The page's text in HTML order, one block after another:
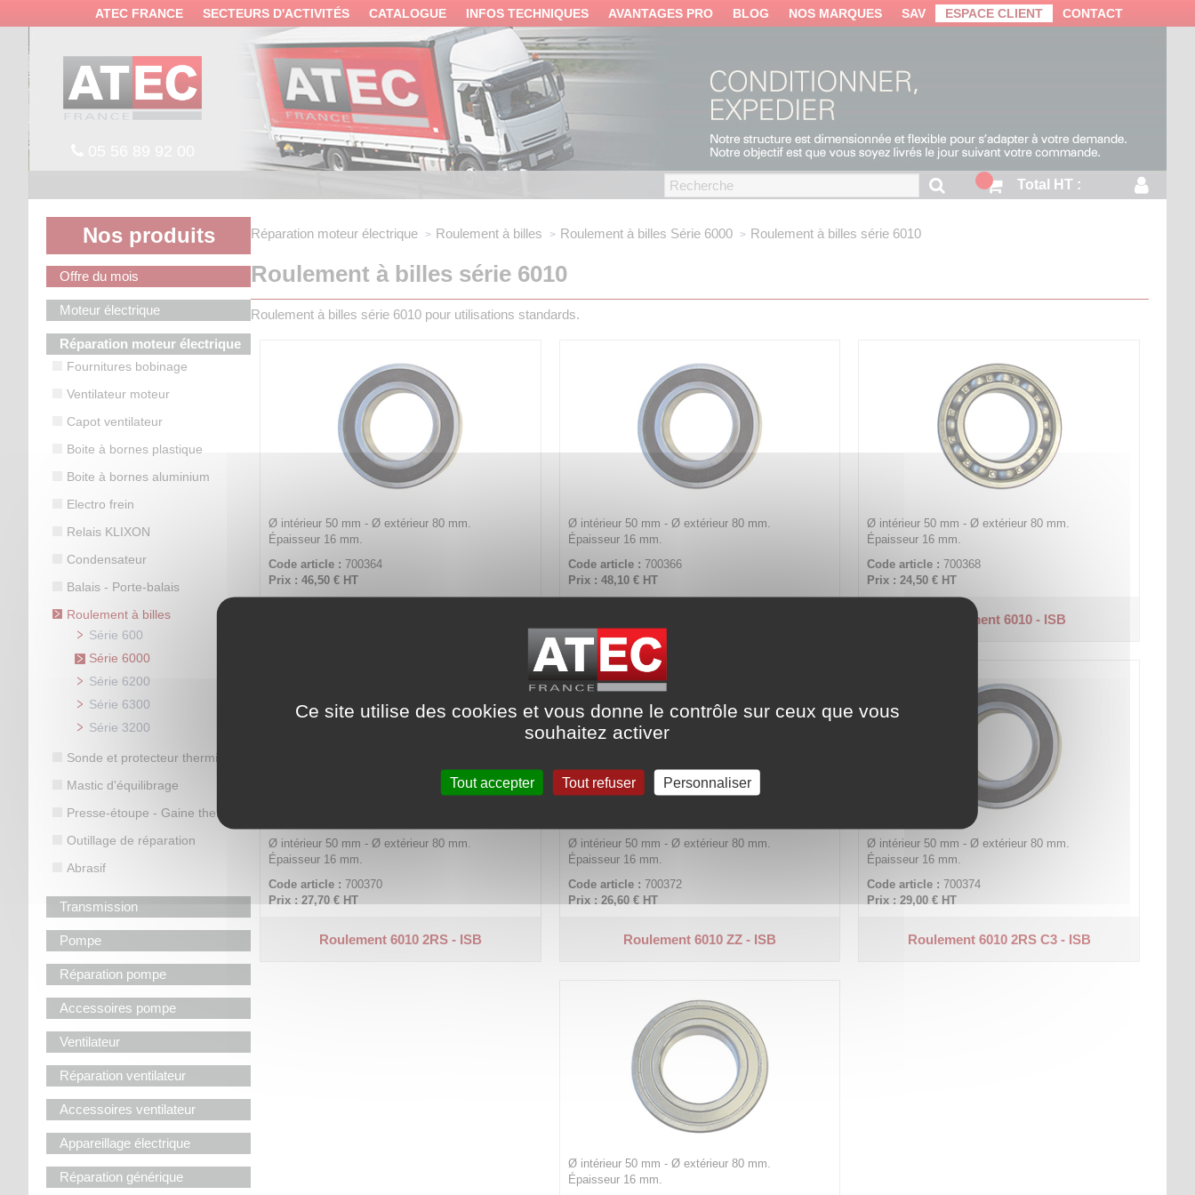
ATEC FRANCE SECTEURS D'ACTIVITÉS CATALOGUE INFOS TECHNIQUES AVANTAGES PRO BLOG NOS MARQUES SAV ESPACE CLIENT CONTACT
Total HT :
Nos produits
Offre du mois
Moteur électrique
Réparation moteur électrique
Fournitures bobinage
Ventilateur moteur
Capot ventilateur
Boite à bornes plastique
Boite à bornes aluminium
Electro frein
Relais KLIXON
Condensateur
Balais - Porte-balais
Roulement à billes
Série 600
Série 6000
Série 6200
Série 6300
Série 3200
Sonde et protecteur thermique
Mastic d'équilibrage
Presse-étoupe - Gaine thermo
Outillage de réparation
Abrasif
Transmission
Pompe
Réparation pompe
Accessoires pompe
Ventilateur
Réparation ventilateur
Accessoires ventilateur
Appareillage électrique
Réparation générique
Réparation moteur électrique Roulement à billes Roulement à billes Série 6000 Roulement à billes série 6010
Roulement à billes série 6010
Roulement à billes série 6010 pour utilisations standards.
Ø intérieur 50 mm - Ø extérieur 80 mm.
Épaisseur 16 mm.
Code article : 700364
Prix : 46,50 € HT
Ø intérieur 50 mm - Ø extérieur 80 mm.
Épaisseur 16 mm.
Code article : 700366
Prix : 48,10 €HT
Ø intérieur 50 mm - Ø extérieur 80 mm.
Épaisseur 16 mm.
Code article : 700368
Prix : 24,50 € HT
Roulement 6010 - ISB
Ø intérieur 50 mm - Ø extérieur 80 mm.
Épaisseur 16 mm.
Code article : 700370
Prix : 27,70 € HT
Roulement 6010 2RS - ISB
Ø intérieur 50 mm - Ø extérieur 80 mm.
Épaisseur 16 mm.
Code article : 700372
Prix : 26,60 €HT
Roulement 6010 ZZ - ISB
Ø intérieur 50 mm - Ø extérieur 80 mm.
Épaisseur 16 mm.
Code article : 700374
Prix : 29,00 € HT
Roulement 6010 2RS C3 - ISB
Ø intérieur 50 mm - Ø extérieur 80 mm.
Épaisseur 16 mm.
Panneau de gestion des cookies
Ce site utilise des cookies et vous donne le contrôle sur ceux que vous
souhaitez activer
Tout accepter Tout refuser Personnaliser